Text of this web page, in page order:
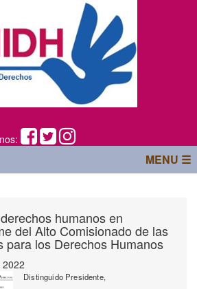
MENU ☰
humanos en
del Alto Comisionado de las
para los Derechos Humanos
Distinguido Presidente,